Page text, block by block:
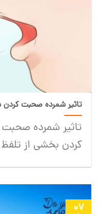
تاثیر شمرده صحبت کردن
تاثیر شمرده
کردن بخشی از
07